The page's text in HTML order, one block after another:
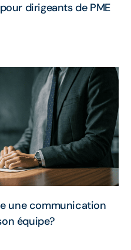
dirigeants de PME
une communication
équipe?